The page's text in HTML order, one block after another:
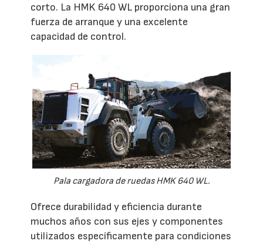
corto. La HMK 640 WL proporciona una gran
fuerza de arranque y una excelente
capacidad de control.
Pala cargadora de ruedas HMK 640 WL.
Ofrece durabilidad y eficiencia durante
muchos años con sus ejes y componentes
utilizados específicamente para condiciones